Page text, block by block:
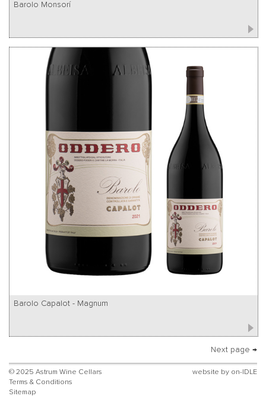
Barolo Monsorí
Barolo Capalot - Magnum
Next page →
© 2025 Astrum Wine Cellars
Terms & Conditions
Sitemap
website by on-IDLE